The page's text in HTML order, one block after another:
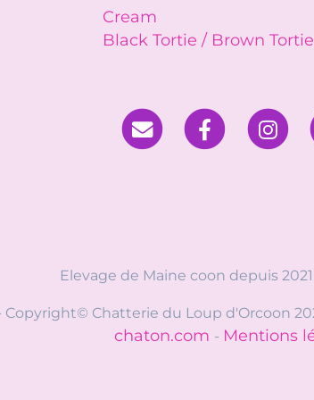
Cream
Black Tortie / Brown Tortie
Elevage de Maine coon depuis
Copyright© Chatterie du Loup d'Orcoon
chaton.com - Mentions